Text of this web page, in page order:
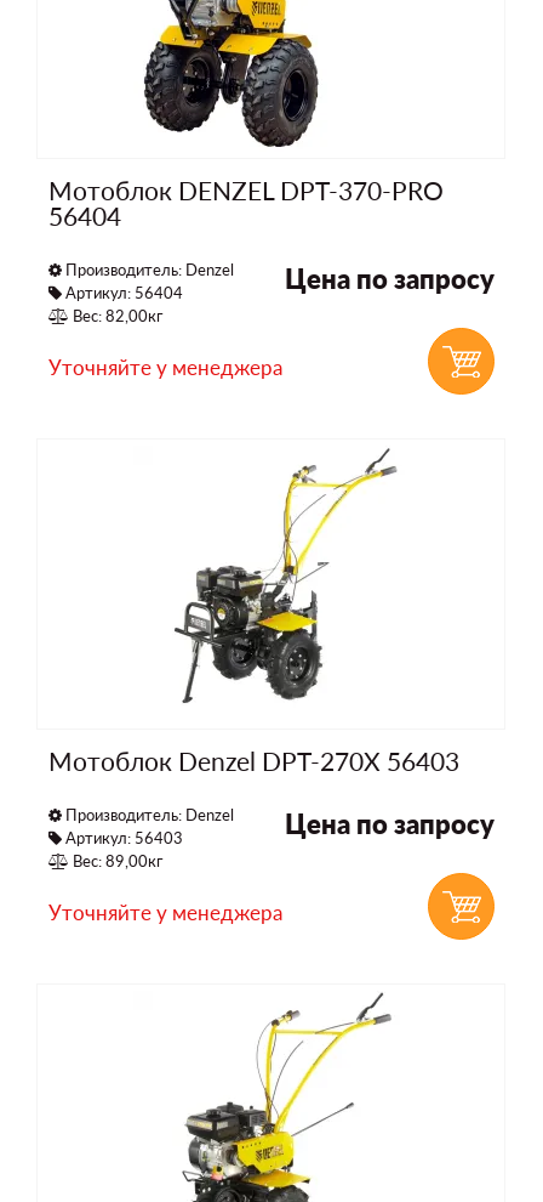
Мотоблок DENZEL DPT-370-PRO
56404
Производитель: Denzel
Артикул: 56404
Вес: 82,00кг
Цена по запросу
Уточняйте у менеджера
Мотоблок Denzel DPT-270X 56403
Производитель: Denzel
Артикул: 56403
Вес: 89,00кг
Цена по запросу
Уточняйте у менеджера